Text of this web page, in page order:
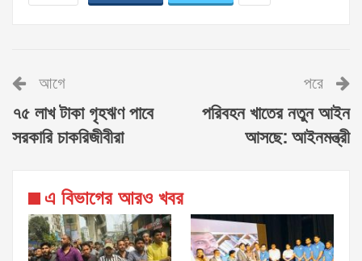
আগে
৭৫ লাখ টাকা গৃহঋণ পাবে
সরকারি চাকরিজীবীরা
পরে
পরিবহন খাতের নতুন আইন
আসছে: আইনমন্ত্রী
এ বিভাগের আরও খবর